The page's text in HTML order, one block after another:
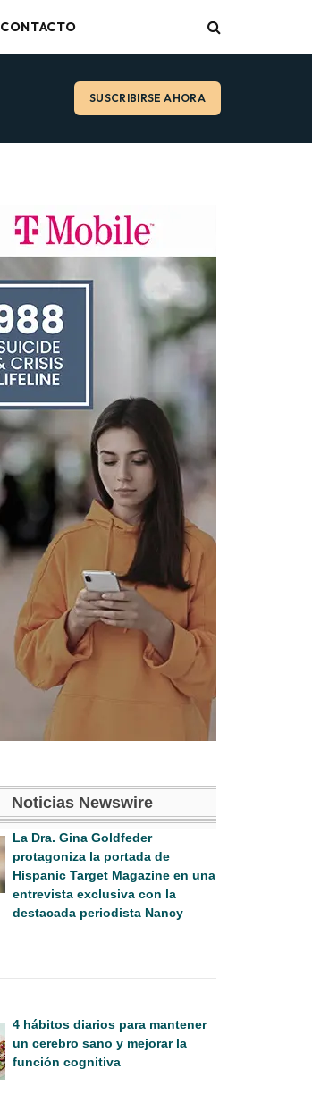
CONTACTO
SUSCRIBIRSE AHORA
Noticias Newswire
La Dra. Gina Goldfeder
protagoniza la portada de
Hispanic Target Magazine en una
entrevista exclusiva con la
destacada periodista Nancy
4 hábitos diarios para mantener
un cerebro sano y mejorar la
función cognitiva